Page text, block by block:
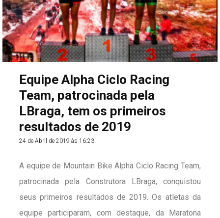
Equipe Alpha Ciclo Racing
Team, patrocinada pela
LBraga, tem os primeiros
resultados de 2019
24 de Abril de 2019 às 16:23
A equipe de Mountain Bike Alpha Ciclo Racing Team,
patrocinada pela Construtora LBraga, conquistou
seus primeiros resultados de 2019. Os atletas da
equipe participaram, com destaque, da Maratona